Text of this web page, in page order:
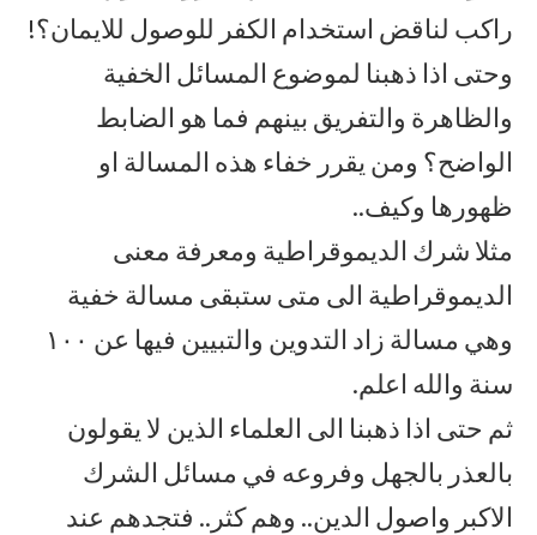
راكب لناقض استخدام الكفر للوصول للايمان؟!
وحتى اذا ذهبنا لموضوع المسائل الخفية
والظاهرة والتفريق بينهم فما هو الضابط
الواضح؟ ومن يقرر خفاء هذه المسالة او
ظهورها وكيف..
مثلا شرك الديموقراطية ومعرفة معنى
الديموقراطية الى متى ستبقى مسالة خفية
وهي مسالة زاد التدوين والتبيين فيها عن ١٠٠
سنة والله اعلم.
ثم حتى اذا ذهبنا الى العلماء الذين لا يقولون
بالعذر بالجهل وفروعه في مسائل الشرك
الاكبر واصول الدين.. وهم كثر.. فتجدهم عند